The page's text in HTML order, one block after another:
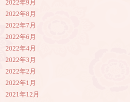
2022年9月
2022年8月
2022年7月
2022年6月
2022年4月
2022年3月
2022年2月
2022年1月
2021年12月